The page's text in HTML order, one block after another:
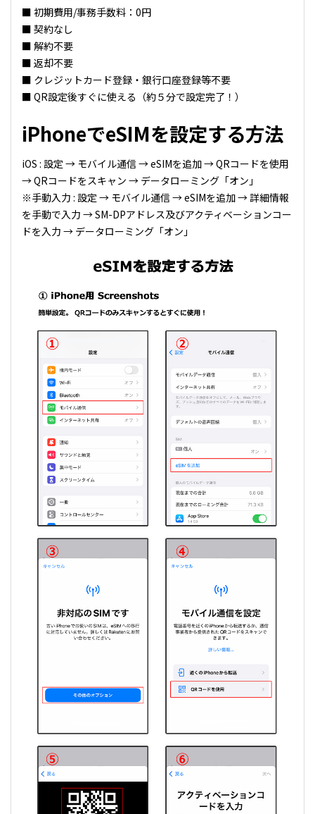
■ 初期費用/事務手数料：0円
■ 契約なし
■ 解約不要
■ 返却不要
■ クレジットカード登録・銀行口座登録等不要
■ QR設定後すぐに使える（約５分で設定完了！）
iPhoneでeSIMを設定する方法
iOS : 設定 → モバイル通信 → eSIMを追加 → QRコードを使用
→ QRコードをスキャン → データローミング「オン」
※手動入力 : 設定 → モバイル通信 → eSIMを追加 → 詳細情報
を手動で入力 → SM-DPアドレス及びアクティベーションコー
ドを入力 → データローミング「オン」